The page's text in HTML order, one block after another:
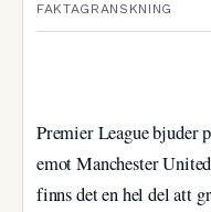
FAKTAGRANSKNING
Premier League bjuder
emot Manchester
finns det en hel del att